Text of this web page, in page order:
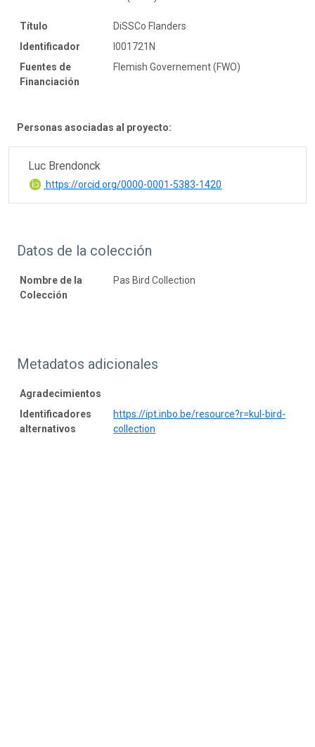
Título
DiSSCo Flanders
Identificador
I001721N
Fuentes de
Financiación
Flemish Governement (FWO)
Personas asociadas al proyecto:
Luc Brendonck
https://orcid.org/0000-0001-5383-1420
Datos de la colección
Nombre de la
Colección
Pas Bird Collection
Metadatos adicionales
Agradecimientos
Identificadores
alternativos
https://ipt.inbo.be/resource?r=kul-bird-
collection